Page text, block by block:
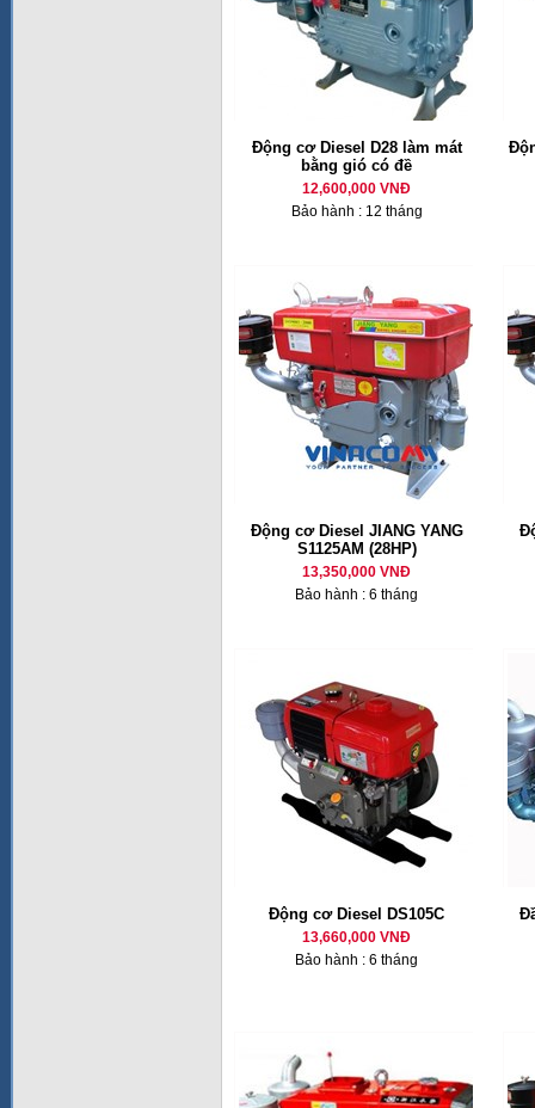
Động cơ Diesel D28 làm mát
bằng gió có đề
12,600,000 VNĐ
Bảo hành : 12 tháng
Động cơ Diesel JIANG YANG
S1125AM (28HP)
13,350,000 VNĐ
Bảo hành : 6 tháng
Động cơ Diesel DS105C
13,660,000 VNĐ
Bảo hành : 6 tháng